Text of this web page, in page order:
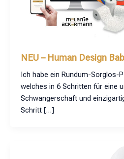
NEU – Human Design
Ich habe ein Rundum-Sorglos-
welches in 6 Schritten für eine
Schwangerschaft und
Schritt […]